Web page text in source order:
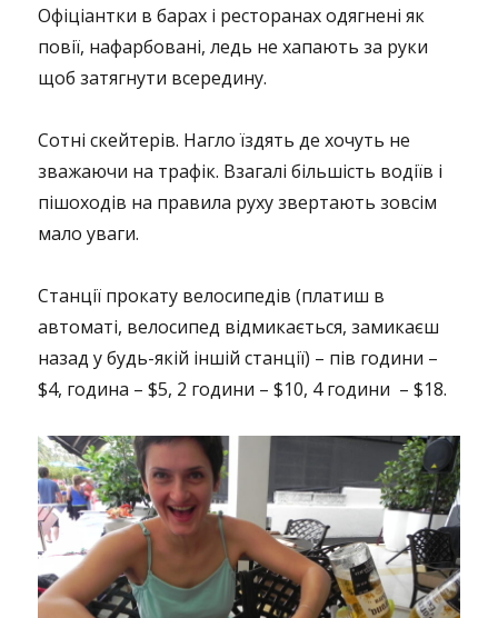
Офіціантки в барах і ресторанах одягнені як
повії, нафарбовані, ледь не хапають за руки
щоб затягнути всередину.
Сотні скейтерів. Нагло їздять де хочуть не
зважаючи на трафік. Взагалі більшість водіїв і
пішоходів на правила руху звертають зовсім
мало уваги.
Станції прокату велосипедів (платиш в
автоматі, велосипед відмикається, замикаєш
назад у будь-якій іншій станції) – пів години –
$4, година – $5, 2 години – $10, 4 години – $18.